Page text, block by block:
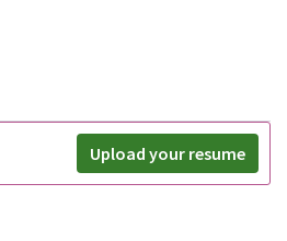
Upload your resume